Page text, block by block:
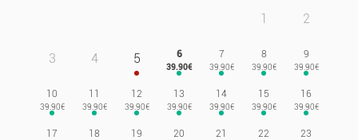
1 2
3 4 5 6 7 8 9
10 11 12 13 14 15 16
17 18 19 20 21 22 23